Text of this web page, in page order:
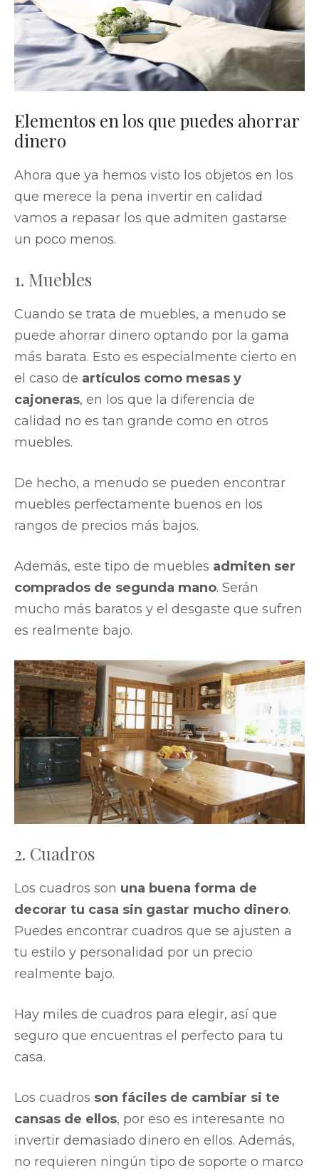
Elementos en los que puedes ahorrar
dinero
Ahora que ya hemos visto los objetos en los
que merece la pena invertir en calidad
vamos a repasar los que admiten gastarse
un poco menos.
1. Muebles
Cuando se trata de muebles, a menudo se
puede ahorrar dinero optando por la gama
más barata. Esto es especialmente cierto en
el caso de artículos como mesas y
cajoneras, en los que la diferencia de
calidad no es tan grande como en otros
muebles.
De hecho, a menudo se pueden encontrar
muebles perfectamente buenos en los
rangos de precios más bajos.
Además, este tipo de muebles admiten ser
comprados de segunda mano. Serán
mucho más baratos y el desgaste que sufren
es realmente bajo.
2. Cuadros
Los cuadros son una buena forma de
decorar tu casa sin gastar mucho dinero.
Puedes encontrar cuadros que se ajusten a
tu estilo y personalidad por un precio
realmente bajo.
Hay miles de cuadros para elegir, así que
seguro que encuentras el perfecto para tu
casa.
Los cuadros son fáciles de cambiar si te
cansas de ellos, por eso es interesante no
invertir demasiado dinero en ellos. Además,
no requieren ningún tipo de soporte o marco